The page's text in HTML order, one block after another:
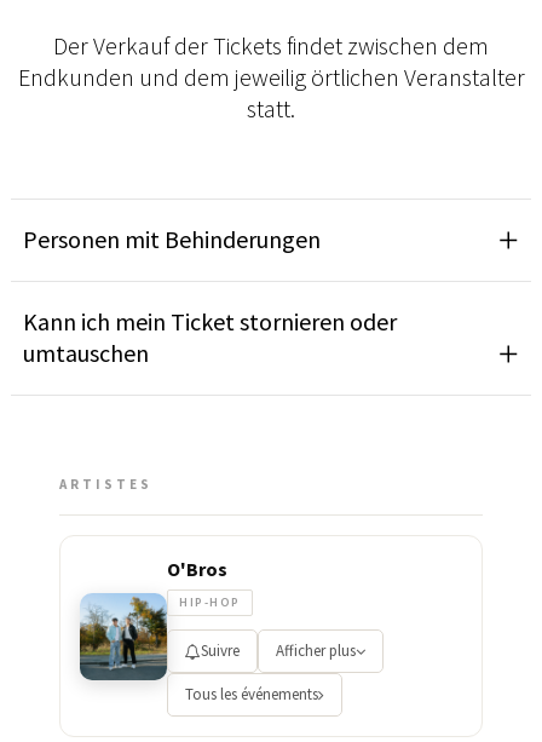
Der Verkauf der Tickets findet zwischen dem
Endkunden und dem jeweilig örtlichen Veranstalter
statt.
Personen mit Behinderungen
Kann ich mein Ticket stornieren oder
umtauschen
ARTISTES
O'Bros
HIP-HOP
Suivre Afficher plus
Tous les événements